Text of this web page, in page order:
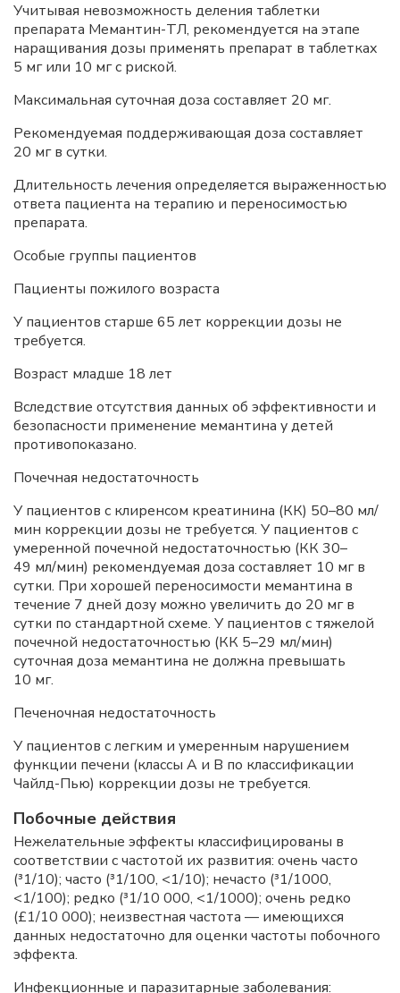
Учитывая невозможность деления таблетки
препарата Мемантин-ТЛ, рекомендуется на этапе
наращивания дозы применять препарат в таблетках
5 мг или 10 мг с риской.
Максимальная суточная доза составляет 20 мг.
Рекомендуемая поддерживающая доза составляет
20 мг в сутки.
Длительность лечения определяется выраженностью
ответа пациента на терапию и переносимостью
препарата.
Особые группы пациентов
Пациенты пожилого возраста
У пациентов старше 65 лет коррекции дозы не
требуется.
Возраст младше 18 лет
Вследствие отсутствия данных об эффективности и
безопасности применение мемантина у детей
противопоказано.
Почечная недостаточность
У пациентов с клиренсом креатинина (КК) 50–80 мл/
мин коррекции дозы не требуется. У пациентов с
умеренной почечной недостаточностью (КК 30–
49 мл/мин) рекомендуемая доза составляет 10 мг в
сутки. При хорошей переносимости мемантина в
течение 7 дней дозу можно увеличить до 20 мг в
сутки по стандартной схеме. У пациентов с тяжелой
почечной недостаточностью (КК 5–29 мл/мин)
суточная доза мемантина не должна превышать
10 мг.
Печеночная недостаточность
У пациентов с легким и умеренным нарушением
функции печени (классы А и В по классификации
Чайлд-Пью) коррекции дозы не требуется.
Побочные действия
Нежелательные эффекты классифицированы в
соответствии с частотой их развития: очень часто
(³1/10); часто (³1/100, <1/10); нечасто (³1/1000,
<1/100); редко (³1/10 000, <1/1000); очень редко
(£1/10 000); неизвестная частота — имеющихся
данных недостаточно для оценки частоты побочного
эффекта.
Инфекционные и паразитарные заболевания: